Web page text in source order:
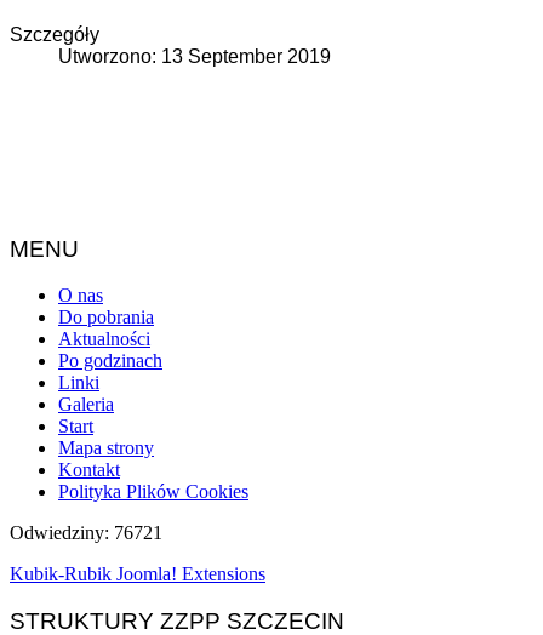
Szczegóły
Utworzono: 13 September 2019
MENU
O nas
Do pobrania
Aktualności
Po godzinach
Linki
Galeria
Start
Mapa strony
Kontakt
Polityka Plików Cookies
Odwiedziny: 76721
Kubik-Rubik Joomla! Extensions
STRUKTURY ZZPP SZCZECIN